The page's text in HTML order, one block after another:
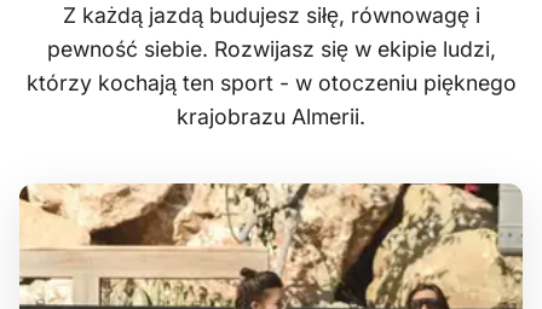
Z każdą jazdą budujesz siłę, równowagę i
pewność siebie. Rozwijasz się w ekipie ludzi,
którzy kochają ten sport - w otoczeniu pięknego
krajobrazu Almerii.